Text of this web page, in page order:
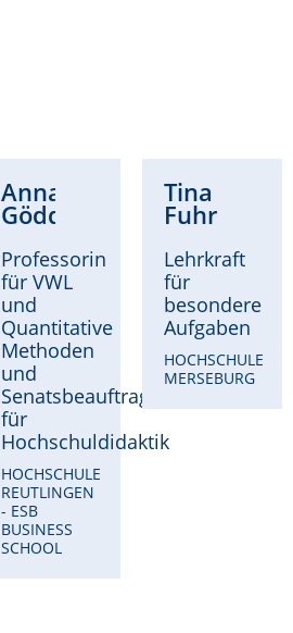
Anna
Göddeke
Professorin
für VWL
und
Quantitative
Methoden
und
Senatsbeauftragte
für
Hochschuldidaktik
HOCHSCHULE
REUTLINGEN
- ESB
BUSINESS
SCHOOL
Tina
Fuhrmann
Lehrkraft
für
besondere
Aufgaben
HOCHSCHULE
MERSEBURG